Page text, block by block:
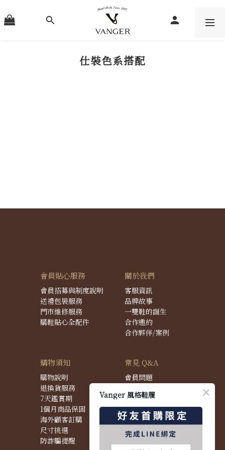
仕裝色系搭配
會員貼心服務
會員招募與制度說明
送禮包裝服務
門市維修服務
購鞋貼心全配件
關於我們
客服資訊
品牌故事
一雙鞋的誕生
合作邀約
合作夥伴/案例
購物須知
購物說明
退換貨服務
7天鑑賞期
1個月商品保固
海外顧客訂購
尺寸挑選
防詐騙提醒
常見 Q&A
會員問題
配送問題
退換貨問題
商品問題
Vanger 風格鞋履